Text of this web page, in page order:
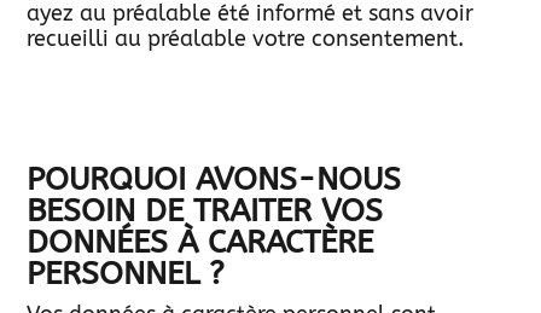
ayez au préalable été informé et sans avoir
recueilli au préalable votre consentement.
POURQUOI AVONS-NOUS
BESOIN DE TRAITER VOS
DONNÉES À CARACTÈRE
PERSONNEL ?